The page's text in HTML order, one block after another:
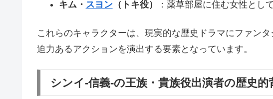
キム・ スヨン（トキ役） ：薬草部屋に住む女性とし
これらのキャラクターは、現実的な歴史ドラマにファン
迫力あるアクションを演出する要素となっています。
シンイ-信義-の王族・貴族役出演者の歴史的